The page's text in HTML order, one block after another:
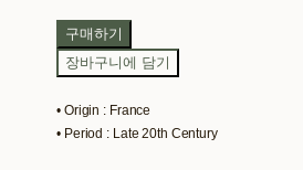
구매하기
장바구니에 담기
• Origin : France
• Period : Late 20th Century